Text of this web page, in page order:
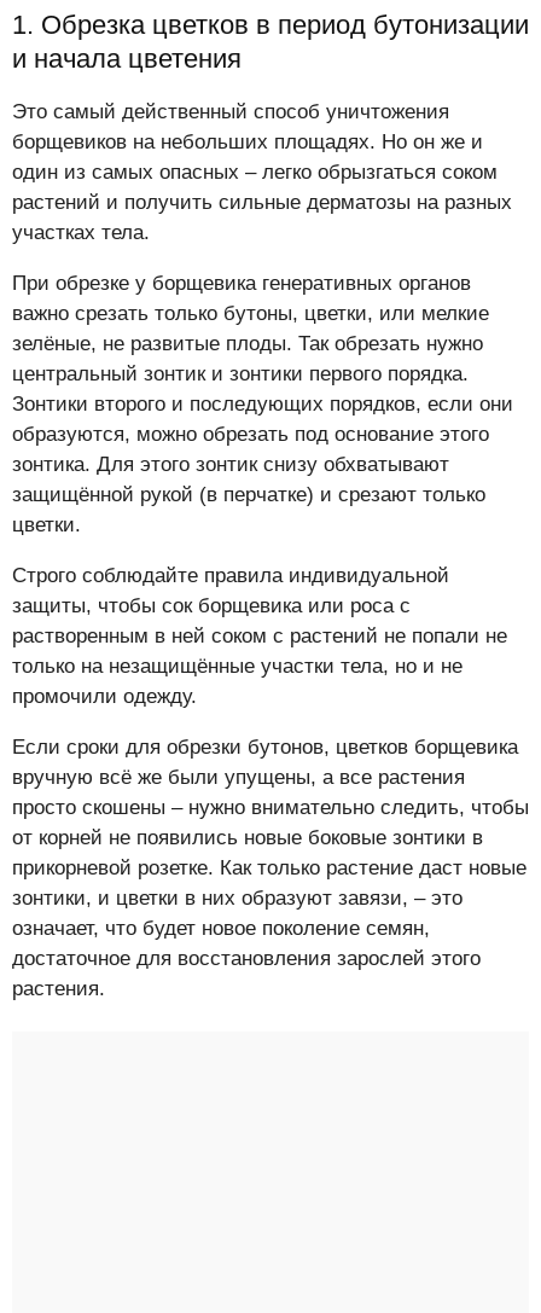
1. Обрезка цветков в период бутонизации
и начала цветения
Это самый действенный способ уничтожения
борщевиков на небольших площадях. Но он же и
один из самых опасных – легко обрызгаться соком
растений и получить сильные дерматозы на разных
участках тела.
При обрезке у борщевика генеративных органов
важно срезать только бутоны, цветки, или мелкие
зелёные, не развитые плоды. Так обрезать нужно
центральный зонтик и зонтики первого порядка.
Зонтики второго и последующих порядков, если они
образуются, можно обрезать под основание этого
зонтика. Для этого зонтик снизу обхватывают
защищённой рукой (в перчатке) и срезают только
цветки.
Строго соблюдайте правила индивидуальной
защиты, чтобы сок борщевика или роса с
растворенным в ней соком с растений не попали не
только на незащищённые участки тела, но и не
промочили одежду.
Если сроки для обрезки бутонов, цветков борщевика
вручную всё же были упущены, а все растения
просто скошены – нужно внимательно следить, чтобы
от корней не появились новые боковые зонтики в
прикорневой розетке. Как только растение даст новые
зонтики, и цветки в них образуют завязи, – это
означает, что будет новое поколение семян,
достаточное для восстановления зарослей этого
растения.